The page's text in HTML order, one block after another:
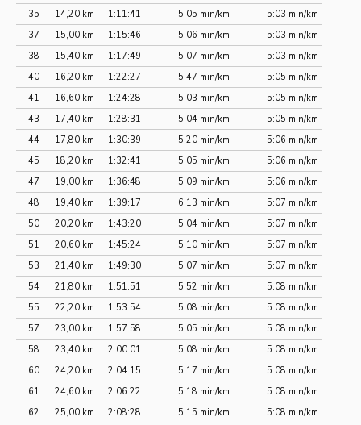
35
14,20 km 1:11:41 5:05 min/km
5:03 min/km
37
15,00 km 1:15:46 5:06 min/km
5:03 min/km
38
15,40 km 1:17:49 5:07 min/km
5:03 min/km
40
16,20 km 1:22:27 5:47 min/km
5:05 min/km
41
16,60 km 1:24:28 5:03 min/km
5:05 min/km
43
17,40 km 1:28:31 5:04 min/km
5:05 min/km
44
17,80 km 1:30:39 5:20 min/km
5:06 min/km
45
18,20 km 1:32:41 5:05 min/km
5:06 min/km
47
19,00 km 1:36:48 5:09 min/km
5:06 min/km
48
19,40 km 1:39:17 6:13 min/km
5:07 min/km
50
20,20 km 1:43:20 5:04 min/km
5:07 min/km
51
20,60 km 1:45:24 5:10 min/km
5:07 min/km
53
21,40 km 1:49:30 5:07 min/km
5:07 min/km
54
21,80 km 1:51:51 5:52 min/km
5:08 min/km
55
22,20 km 1:53:54 5:08 min/km
5:08 min/km
57
23,00 km 1:57:58 5:05 min/km
5:08 min/km
58
23,40 km 2:00:01 5:08 min/km
5:08 min/km
60
24,20 km 2:04:15 5:17 min/km
5:08 min/km
61
24,60 km 2:06:22 5:18 min/km
5:08 min/km
62
25,00 km 2:08:28 5:15 min/km
5:08 min/km